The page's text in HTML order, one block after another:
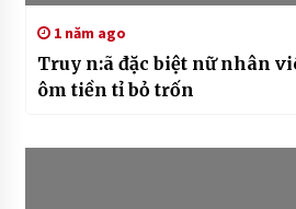
1 năm ago
Truy n:ã đặc biệt nữ nhân
ôm tiền tỉ bỏ trốn